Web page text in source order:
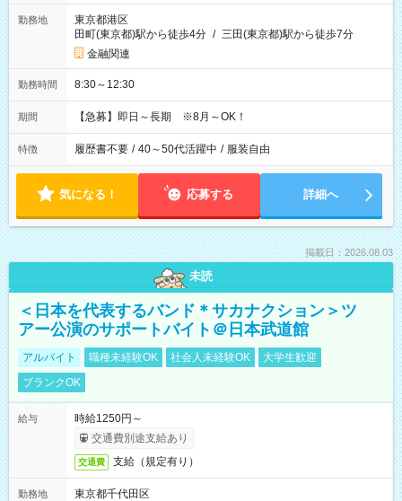
勤務地
東京都港区
田町(東京都)駅から徒歩4分 / 三田(東京都)駅から徒歩7分
金融関連
勤務時間 8:30～12:30
期間 【急募】即日～長期 ※8月～OK！
特徴 履歴書不要 / 40～50代活躍中 / 服装自由
気になる！ 応募する 詳細へ
掲載日：2026.08.03
未読
＜日本を代表するバンド＊サカナクション＞ツ
アー公演のサポートバイト＠日本武道館
アルバイト 職種未経験OK 社会人未経験OK
大学生歓迎
ブランクOK
給与
時給1250円～
交通費別途支給あり
交通費 支給（規定有り）
勤務地
東京都千代田区